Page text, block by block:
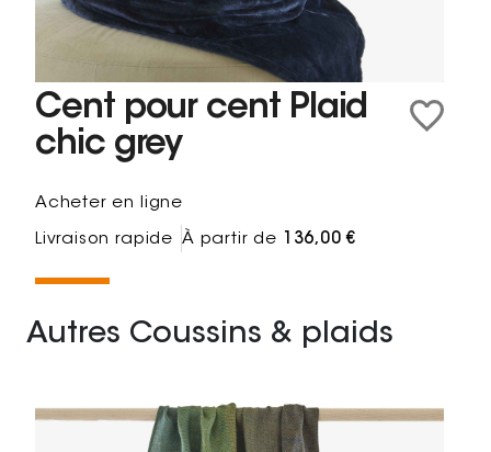
Cent pour cent Plaid
chic grey
Acheter en ligne
Livraison rapide À partir de 136,00 €
Autres Coussins & plaids